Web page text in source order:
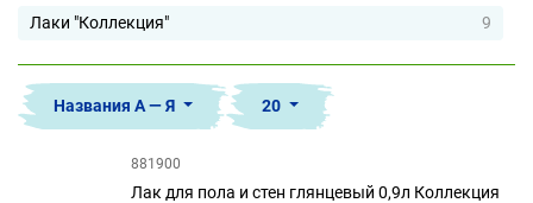
Лаки "Коллекция" 9
Названия А — Я 20
881900
Лак для пола и стен глянцевый 0,9л Коллекция